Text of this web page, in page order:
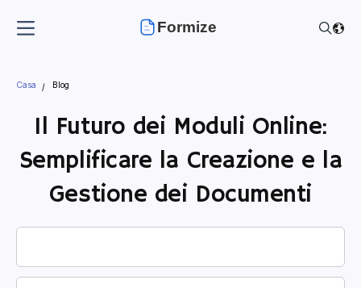
Formize
Casa Blog
Il Futuro dei Moduli Online:
Semplificare la Creazione e la
Gestione dei Documenti